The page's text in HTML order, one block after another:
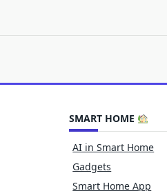
SMART HOME
AI in Smart Home
Gadgets
Smart Home App